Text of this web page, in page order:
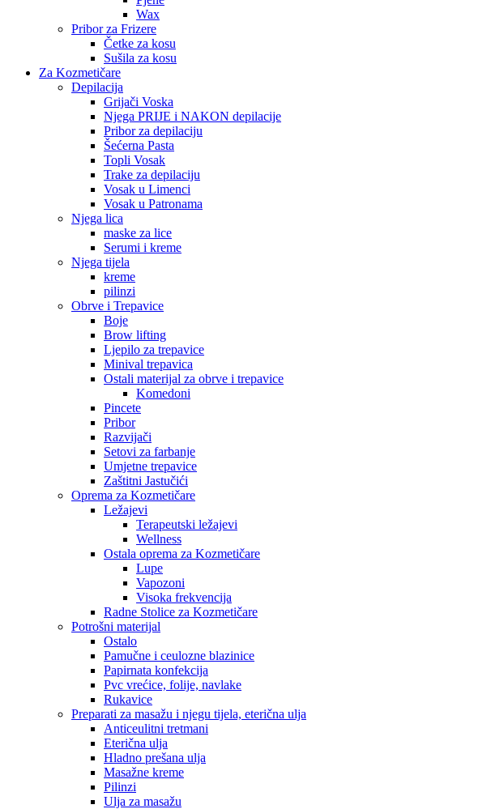
Wax
Pribor za Frizere
Četke za kosu
Sušila za kosu
Za Kozmetičare
Depilacija
Grijači Voska
Njega PRIJE i NAKON depilacije
Pribor za depilaciju
Šećerna Pasta
Topli Vosak
Trake za depilaciju
Vosak u Limenci
Vosak u Patronama
Njega lica
maske za lice
Serumi i kreme
Njega tijela
kreme
pilinzi
Obrve i Trepavice
Boje
Brow lifting
Ljepilo za trepavice
Minival trepavica
Ostali materijal za obrve i trepavice
Komedoni
Pincete
Pribor
Razvijači
Setovi za farbanje
Umjetne trepavice
Zaštitni Jastučići
Oprema za Kozmetičare
Ležajevi
Terapeutski ležajevi
Wellness
Ostala oprema za Kozmetičare
Lupe
Vapozoni
Visoka frekvencija
Radne Stolice za Kozmetičare
Potrošni materijal
Ostalo
Pamučne i ceulozne blazinice
Papirnata konfekcija
Pvc vrećice, folije, navlake
Rukavice
Preparati za masažu i njegu tijela, eterična ulja
Anticeulitni tretmani
Eterična ulja
Hladno prešana ulja
Masažne kreme
Pilinzi
Ulja za masažu